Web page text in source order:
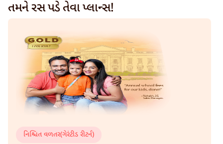
તમને રસ પડે તેવા પ્લાન્સ!
નિશ્ચિત વળતર(ગેરંટીડ રીટર્ન)